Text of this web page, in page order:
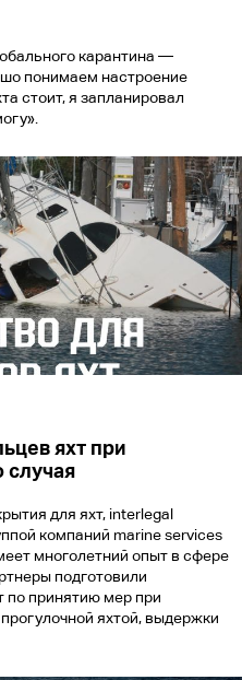
карантина —
понимаем настроение
стоит, я запланировал
яхт при
случая
для яхт, interlegal
компаний marine services
многолетний опыт в сфере
подготовили
по принятию мер при
яхтой, выдержки